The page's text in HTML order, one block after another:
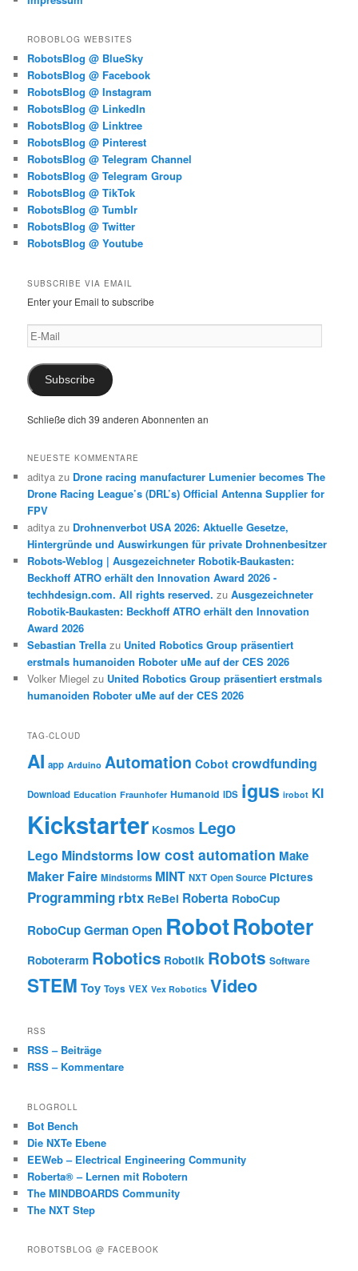
ROBOBLOG WEBSITES
RobotsBlog @ BlueSky
RobotsBlog @ Facebook
RobotsBlog @ Instagram
RobotsBlog @ LinkedIn
RobotsBlog @ Linktree
RobotsBlog @ Pinterest
RobotsBlog @ Telegram Channel
RobotsBlog @ Telegram Group
RobotsBlog @ TikTok
RobotsBlog @ Tumblr
RobotsBlog @ Twitter
RobotsBlog @ Youtube
SUBSCRIBE VIA EMAIL
Enter your Email to subscribe
E-
Mail
Subscribe
Schließe dich 39 anderen Abonnenten an
NEUESTE KOMMENTARE
aditya zu Drone racing manufacturer Lumenier becomes The
Drone Racing League’s (DRL’s) Official Antenna Supplier for
FPV
aditya zu Drohnenverbot USA 2026: Aktuelle Gesetze,
Hintergründe und Auswirkungen für private Drohnenbesitzer
Robots-Weblog | Ausgezeichneter Robotik-Baukasten:
Beckhoff ATRO erhält den Innovation Award 2026 -
techhdesign.com. All rights reserved. zuAusgezeichneter
Robotik-Baukasten: Beckhoff ATRO erhält den Innovation
Award 2026
Sebastian Trella zu United Robotics Group präsentiert
erstmals humanoiden Roboter uMe auf der CES 2026
Volker Miegel zu United Robotics Group präsentiert erstmals
humanoiden Roboter uMe auf der CES 2026
TAG-CLOUD
AI app Arduino Automation Cobot crowdfunding
Download Education Fraunhofer Humanoid IDS igus irobot KI
Kickstarter Kosmos Lego
Lego Mindstorms low cost automation Make
Maker Faire Mindstorms MINT NXT Open Source Pictures
Programming rbtx ReBel Roberta RoboCup
RoboCup German Open RobotRoboter
Roboterarm Robotics Robotik Robots Software
STEM Toy Toys VEX Vex Robotics Video
RSS
RSS – Beiträge
RSS – Kommentare
BLOGROLL
Bot Bench
Die NXTe Ebene
EEWeb – Electrical Engineering Community
Roberta® – Lernen mit Robotern
The MINDBOARDS Community
The NXT Step
ROBOTSBLOG @ FACEBOOK